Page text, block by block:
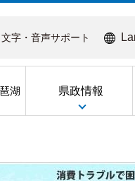
文字・音声サポート
湖 県政情報